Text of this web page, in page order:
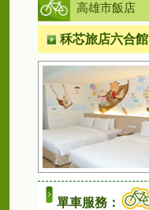
高雄市飯店
秝芯旅店六合館
單車服務：